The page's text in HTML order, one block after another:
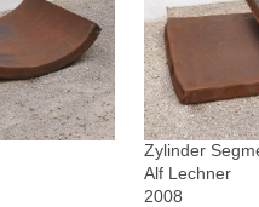
Zylinder
Alf Lechner
2008